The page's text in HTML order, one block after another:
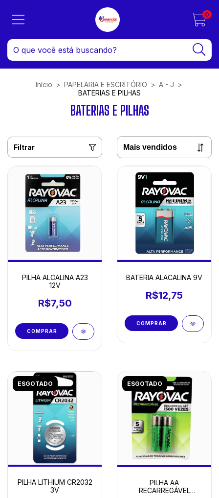
0
Início > PAPELARIA E ESCRITÓRIO > A - J >
BATERIAS E PILHAS
BATERIAS E PILHAS
Filtrar
PILHA ALCALINA A23
12V
R$7,50
BATERIA ALACALINA 9V
R$12,75
ESGOTADO
PILHA LITHIUM CR2032
3V
ESGOTADO
PILHA AA
RECARREGÁVEL